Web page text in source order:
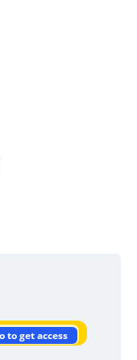
to get access